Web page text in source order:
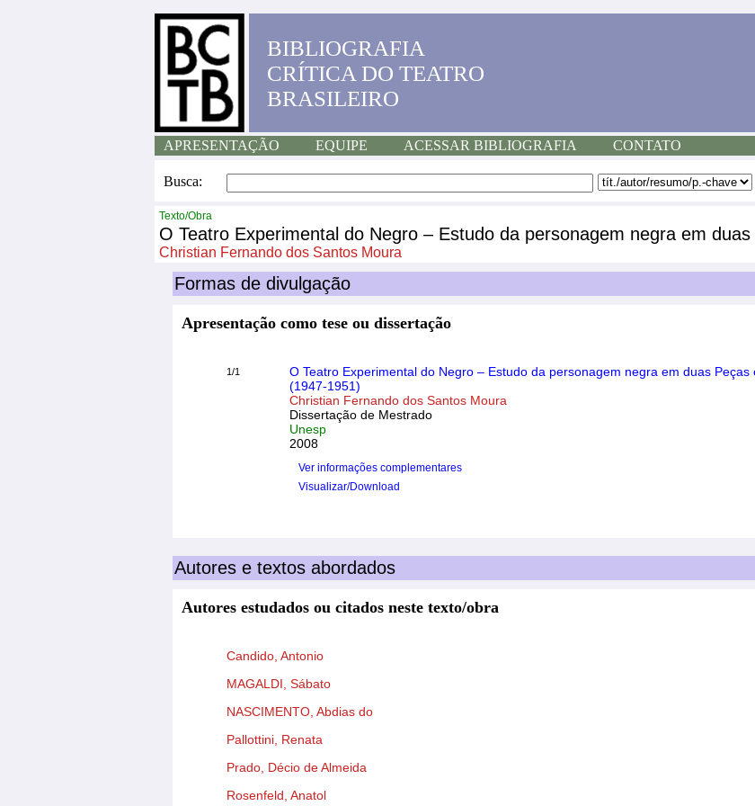
BIBLIOGRAFIA
CRÍTICA DO TEATRO
BRASILEIRO
APRESENTAÇÃO EQUIPE ACESSAR BIBLIOGRAFIA CONTATO
Busca:
Texto/Obra
O Teatro Experimental do Negro – Estudo da personagem negra em
Christian Fernando dos Santos Moura
Formas de divulgação
Apresentação como tese ou dissertação
1/1
O Teatro Experimental do Negro – Estudo da personagem negra em duas Peças
(1947-1951)
Christian Fernando dos Santos Moura
Dissertação de Mestrado
Unesp
2008
Ver informações complementares
Visualizar/Download
Autores e textos abordados
Autores estudados ou citados neste texto/obra
Candido, Antonio
MAGALDI, Sábato
NASCIMENTO, Abdias do
Pallottini, Renata
Prado, Décio de Almeida
Rosenfeld, Anatol